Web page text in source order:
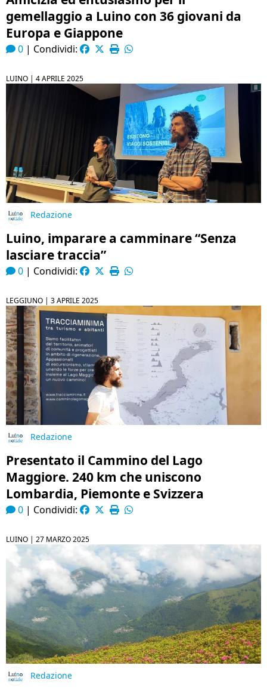
gemellaggio a Luino con 36 giovani da
Europa e Giappone
0 | Condividi:
LUINO | 4 APRILE 2025
Redazione
Luino, imparare a camminare “Senza
lasciare traccia”
0 | Condividi:
LEGGIUNO | 3 APRILE 2025
Redazione
Presentato il Cammino del Lago
Maggiore. 240 km che uniscono
Lombardia, Piemonte e Svizzera
0 | Condividi:
LUINO | 27 MARZO 2025
Redazione